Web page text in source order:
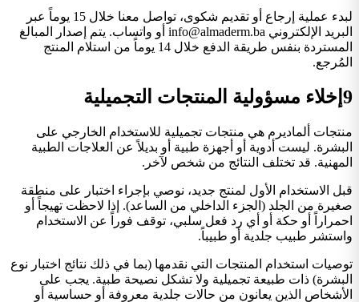
لبدء عملية إرجاع أو تقديم شكوى، تواصل معنا خلال 15 يوماً عبر
البريد الإلكتروني info@almaderm.ba أو واتساب. يتم إصدار المبالغ
المستردة بنفس طريقة الدفع خلال 14 يوماً من استلام المنتج
المُرجع.
9 إخلاء مسؤولية المنتجات التجميلية
منتجات ألماديرم هي منتجات تجميلية للاستخدام الخارجي على
البشرة. ليست أدوية أو أجهزة طبية أو بديلاً عن العلاجات الطبية
المهنية. قد تختلف النتائج من شخص لآخر.
قبل الاستخدام الأول لمنتج جديد، نوصي بإجراء اختبار على منطقة
صغيرة من الجلد (الجزء الداخلي من الساعد). إذا لاحظت تهيجاً أو
احمراراً أو حكة أو أي رد فعل سلبي، توقف فوراً عن الاستخدام
واستشر طبيب جلدية أو طبيباً.
توصيات استخدام المنتجات التي نقدمها (بما في ذلك نتائج اختبار نوع
البشرة) ذات طبيعة تجميلية ولا تشكل نصيحة طبية. يجب على
الأشخاص الذين يعانون من حالات جلدية معروفة أو حساسية أو